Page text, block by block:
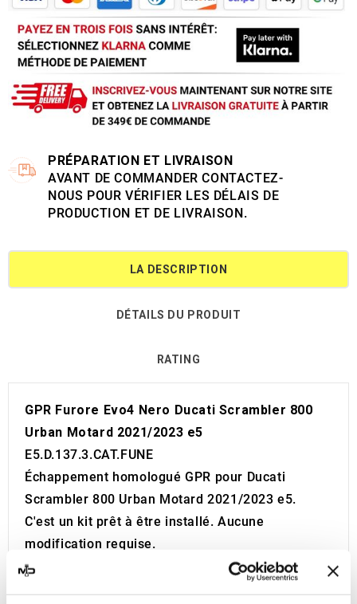
PRÉPARATION ET LIVRAISON
AVANT DE COMMANDER CONTACTEZ-
NOUS POUR VÉRIFIER LES DÉLAIS DE
PRODUCTION ET DE LIVRAISON.
LA DESCRIPTION
DÉTAILS DU PRODUIT
RATING
GPR Furore Evo4 Nero Ducati Scrambler 800
Urban Motard 2021/2023 e5
E5.D.137.3.CAT.FUNE
Échappement homologué GPR pour Ducati
Scrambler 800 Urban Motard 2021/2023 e5.
C'est un kit prêt à être installé. Aucune
modification requise.
Le silencieux ce montent en lieu et place des